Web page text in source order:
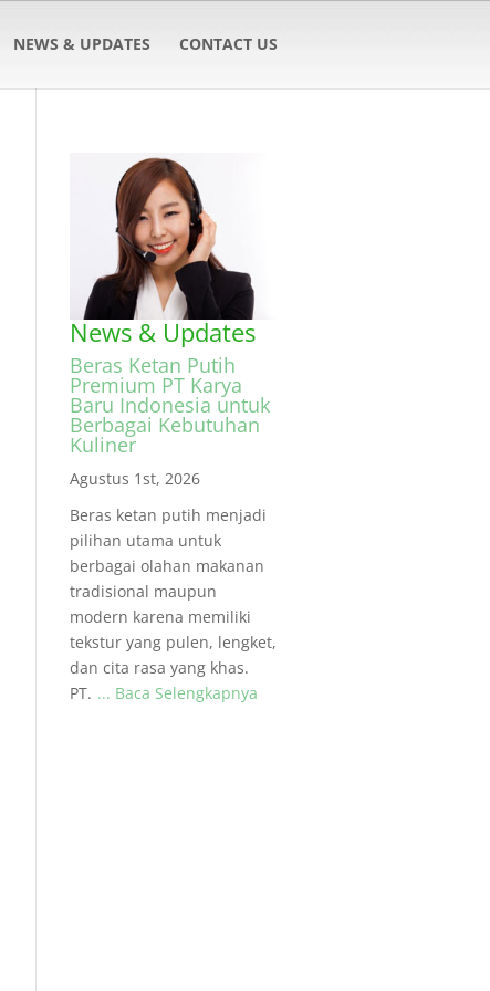
NEWS & UPDATES CONTACT US
News & Updates
Beras Ketan Putih
Premium PT Karya
Baru Indonesia untuk
Berbagai Kebutuhan
Kuliner
Agustus 1st, 2026
Beras ketan putih menjadi
pilihan utama untuk
berbagai olahan makanan
tradisional maupun
modern karena memiliki
tekstur yang pulen, lengket,
dan cita rasa yang khas.
PT. ... Baca Selengkapnya